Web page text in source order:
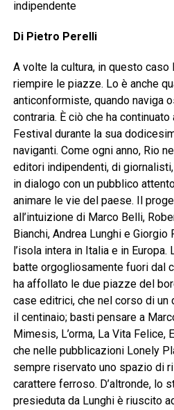
indipendente
Di Pietro Perelli
A volte la cultura, in questo caso
riempire le piazze. Lo è anche
anticonformiste, quando naviga
contraria. È ciò che ha continuato
Festival durante la sua
naviganti. Come ogni anno, Rio
editori indipendenti, di
in dialogo con un pubblico
animare le vie del paese. Il
all’intuizione di Marco Belli,
Bianchi, Andrea Lunghi e
l’isola intera in Italia e in
batte orgogliosamente fuori dal
ha affollato le due piazze del
case editrici, che nel corso di un
il centinaio; basti pensare a
Mimesis, L’orma, La Vita Felice,
che nelle pubblicazioni Lonely
sempre riservato uno spazio di
carattere ferroso. D’altronde, lo
presieduta da Lunghi è riuscito